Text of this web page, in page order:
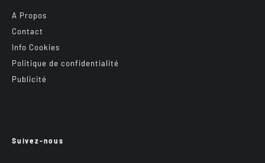
A Propos
Contact
Info Cookies
Politique de confidentialité
Publicité
Suivez-nous